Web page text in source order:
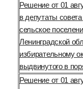
Решение от 01
в депутаты
сельское
Ленинградской
избирательному
выдвинутого в
Решение от 01